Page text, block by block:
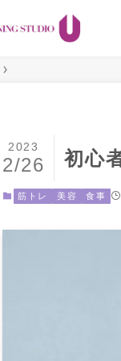
初心
2023
2/26
筋トレ 美容 食事